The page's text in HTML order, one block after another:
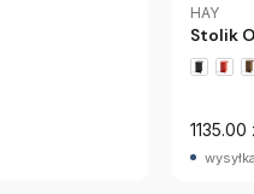
HAY
Stolik
1135.00